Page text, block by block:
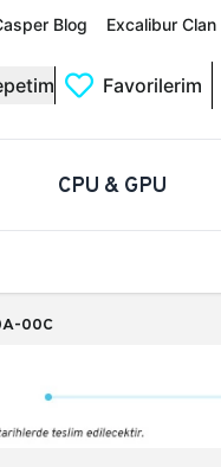
Blog Excalibur Clan
Favorilerim
CPU & GPU
00C